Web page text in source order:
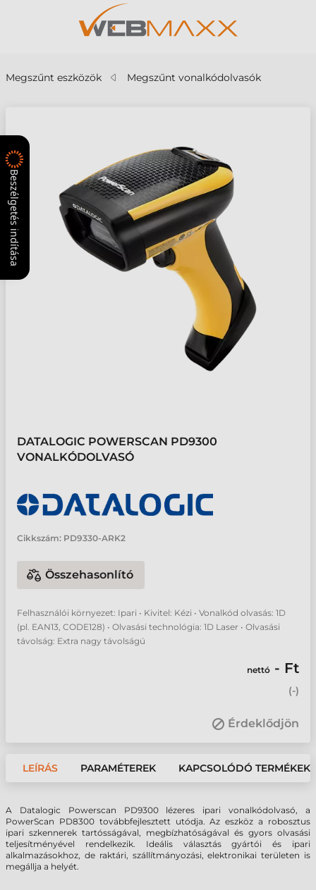
Megszűnt eszközök Megszűnt vonalkódolvasók
DATALOGIC POWERSCAN PD9300
VONALKÓDOLVASÓ
Cikkszám: PD9330-ARK2
Összehasonlító
Felhasználói környezet: Ipari • Kivitel: Kézi • Vonalkód olvasás: 1D
(pl. EAN13, CODE128) • Olvasási technológia: 1D Laser • Olvasási
távolság: Extra nagy távolságú
nettó - Ft
(-)
Érdeklődjön
LEÍRÁS PARAMÉTEREK KAPCSOLÓDÓ TERMÉKEK
A Datalogic Powerscan PD9300 lézeres ipari vonalkódolvasó, a
PowerScan PD8300 továbbfejlesztett utódja. Az eszköz a robosztus
ipari szkennerek tartósságával, megbízhatóságával és gyors olvasási
teljesítményével rendelkezik. Ideális választás gyártói és ipari
alkalmazásokhoz, de raktári, szállítmányozási, elektronikai területen is
megállja a helyét.
Beszélgetés indítása